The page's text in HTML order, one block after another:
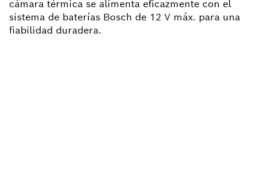
cámara térmica se alimenta eficazmente con el
sistema de baterías Bosch de 12 V máx. para una
fiabilidad duradera.